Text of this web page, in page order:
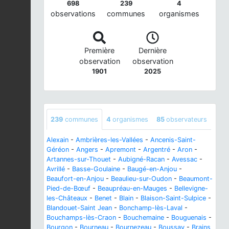
698
observations
239
communes
4
organismes
Première
observation
1901
Dernière
observation
2025
239 communes 4 organismes 85 observateurs
Alexain - Ambrières-les-Vallées - Ancenis-Saint-
Géréon - Angers - Apremont - Argentré - Aron -
Artannes-sur-Thouet - Aubigné-Racan - Avessac -
Avrillé - Basse-Goulaine - Baugé-en-Anjou -
Beaufort-en-Anjou - Beaulieu-sur-Oudon - Beaumont-
Pied-de-Bœuf - Beaupréau-en-Mauges - Bellevigne-
les-Châteaux - Benet - Blain - Blaison-Saint-Sulpice -
Blandouet-Saint Jean - Bonchamp-lès-Laval -
Bouchamps-lès-Craon - Bouchemaine - Bouguenais -
Bourgon - Bourneau - Bournezeau - Boussay - Brains